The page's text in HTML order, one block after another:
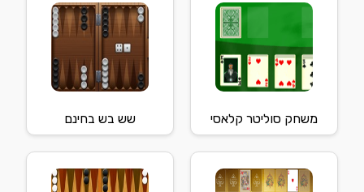
משחק סוליטר קלאסי שש בש בחינם